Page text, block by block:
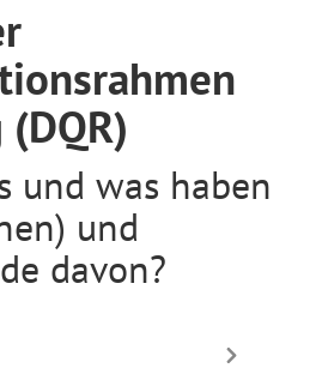
und was haben
und
davon?